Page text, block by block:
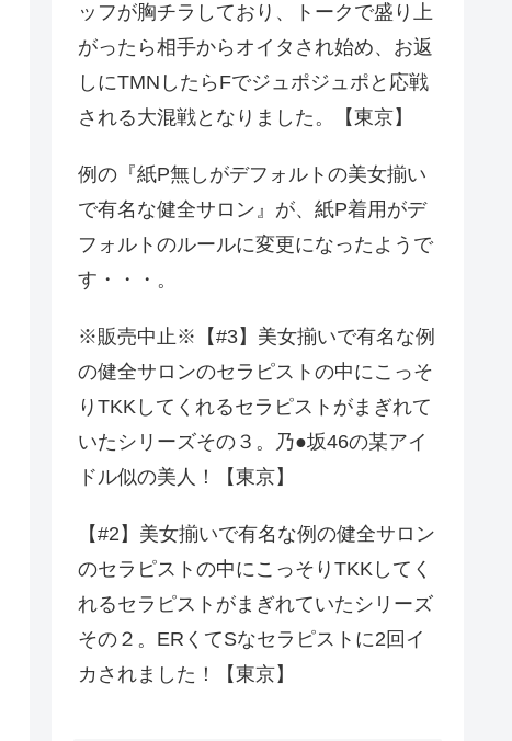
ッフが胸チラしており、トークで盛り上
がったら相手からオイタされ始め、お返
しにTMNしたらFでジュポジュポと応戦
される大混戦となりました。【東京】
例の『紙P無しがデフォルトの美女揃い
で有名な健全サロン』が、紙P着用がデ
フォルトのルールに変更になったようで
す・・・。
※販売中止※【#3】美女揃いで有名な例
の健全サロンのセラピストの中にこっそ
りTKKしてくれるセラピストがまぎれて
いたシリーズその３。乃●坂46の某アイ
ドル似の美人！【東京】
【#2】美女揃いで有名な例の健全サロン
のセラピストの中にこっそりTKKしてく
れるセラピストがまぎれていたシリーズ
その２。ERくてSなセラピストに2回イ
カされました！【東京】